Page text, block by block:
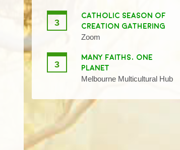
3
CATHOLIC SEASON OF
CREATION GATHERING
Zoom
3
MANY FAITHS, ONE
PLANET
Melbourne Multicultural Hub